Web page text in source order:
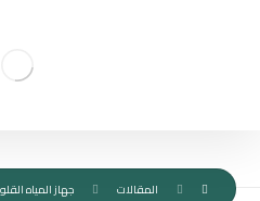
المقالات جهاز المياه